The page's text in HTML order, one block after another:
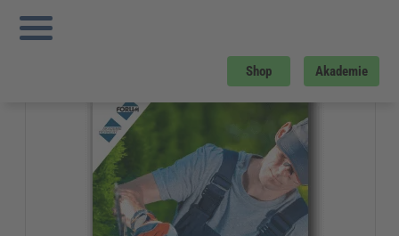
Shop Akademie
Sie sind hier:
Baumpflege